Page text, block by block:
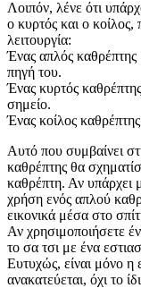
Λοιπόν, λένε ότι
ο κυρτός και ο κοίλος,
λειτουργία:
Ένας απλός
πηγή του.
Ένας κυρτός
σημείο.
Ένας κοίλος
Αυτό που συμβαίνει
καθρέπτης θα
καθρέπτη. Αν υπάρχει
χρήση ενός απλού
εικονικά μέσα στο
Αν χρησιμοποιήσετε
το σα τσι με ένα
Ευτυχώς, είναι μόνο η
ανακατεύεται, όχι το